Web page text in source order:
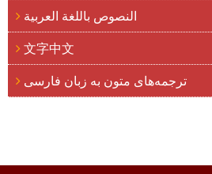
النصوص باللغة العربية
文字中文
ترجمه‌های متون به زبان فارسی